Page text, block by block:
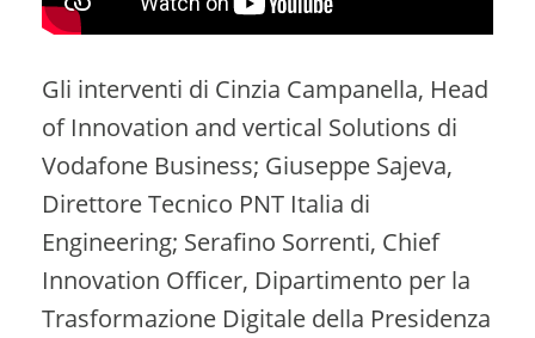
Gli interventi di Cinzia Campanella, Head
of Innovation and vertical Solutions di
Vodafone Business; Giuseppe Sajeva,
Direttore Tecnico PNT Italia di
Engineering; Serafino Sorrenti, Chief
Innovation Officer, Dipartimento per la
Trasformazione Digitale della Presidenza